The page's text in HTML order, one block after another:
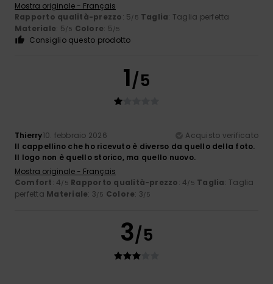
Mostra originale - Français
Rapporto qualità-prezzo: 5/5 Taglia: Taglia perfetta
Materiale: 5/5 Colore: 5/5
Consiglio questo prodotto
1/5
Thierry10. febbraio 2026
Acquisto verificato
Il cappellino che ho ricevuto è diverso da quello della foto.
Il logo non è quello storico, ma quello nuovo.
Mostra originale - Français
Comfort: 4/5 Rapporto qualità-prezzo: 4/5 Taglia: Taglia
perfetta Materiale: 3/5 Colore: 3/5
3/5